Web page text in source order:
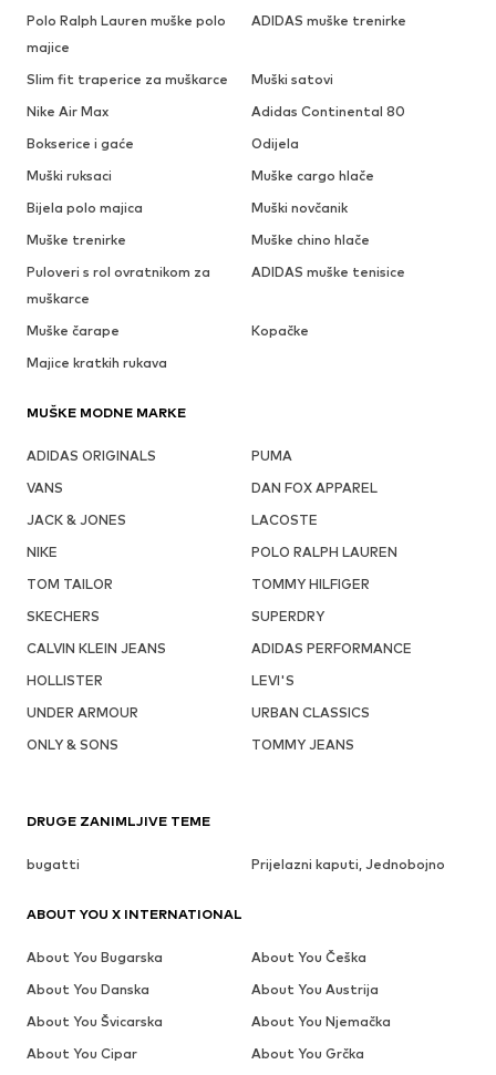
Polo Ralph Lauren muške polo
majice
ADIDAS muške trenirke
Slim fit traperice za muškarce
Muški satovi
Nike Air Max
Adidas Continental 80
Bokserice i gaće
Odijela
Muški ruksaci
Muške cargo hlače
Bijela polo majica
Muški novčanik
Muške trenirke
Muške chino hlače
Puloveri s rol ovratnikom za
muškarce
ADIDAS muške tenisice
Muške čarape
Kopačke
Majice kratkih rukava
MUŠKE MODNE MARKE
ADIDAS ORIGINALS
PUMA
VANS
DAN FOX APPAREL
JACK & JONES
LACOSTE
NIKE
POLO RALPH LAUREN
TOM TAILOR
TOMMY HILFIGER
SKECHERS
SUPERDRY
CALVIN KLEIN JEANS
ADIDAS PERFORMANCE
HOLLISTER
LEVI'S
UNDER ARMOUR
URBAN CLASSICS
ONLY & SONS
TOMMY JEANS
DRUGE ZANIMLJIVE TEME
bugatti Prijelazni kaputi, Jednobojno
ABOUT YOU X INTERNATIONAL
About You Bugarska
About You Češka
About You Danska
About You Austrija
About You Švicarska
About You Njemačka
About You Cipar
About You Grčka